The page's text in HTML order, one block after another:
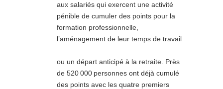
aux salariés qui exercent une activité
pénible de cumuler des points pour la
formation professionnelle,
l’aménagement de leur temps de travail
ou un départ anticipé à la retraite. Près
de 520 000 personnes ont déjà cumulé
des points avec les quatre premiers